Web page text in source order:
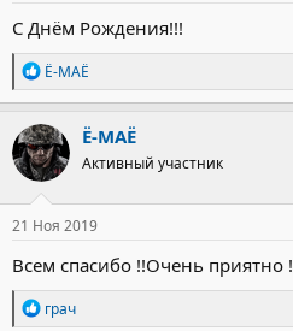
С Днём Рождения!!!
Р
е
а
к
ц
и
и
:
Ё-МАЁ
Ё-МАЁ
Активный участник
21 Ноя 2019
Всем спасибо !!Очень приятно !
Р
е
грач